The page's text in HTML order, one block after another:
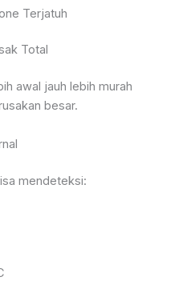
Terjatuh
Total
awal jauh lebih murah
besar.
mendeteksi: